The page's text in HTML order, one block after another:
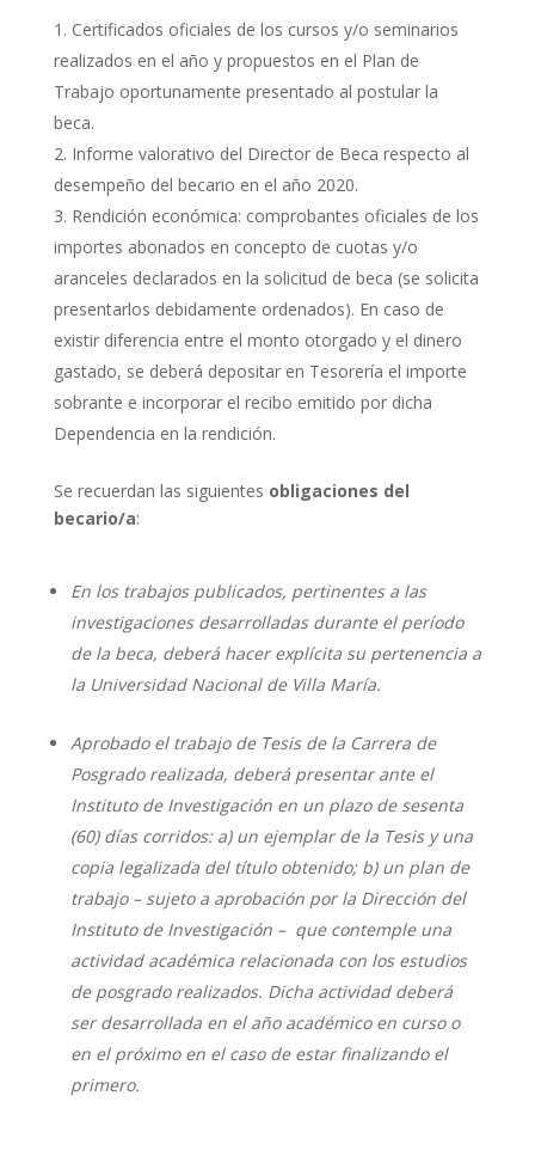
Certificados oficiales de los cursos y/o seminarios
realizados en el año y propuestos en el Plan de
Trabajo oportunamente presentado al postular la
beca.
Informe valorativo del Director de Beca respecto al
desempeño del becario en el año 2020.
Rendición económica: comprobantes oficiales de los
importes abonados en concepto de cuotas y/o
aranceles declarados en la solicitud de beca (se solicita
presentarlos debidamente ordenados). En caso de
existir diferencia entre el monto otorgado y el dinero
gastado, se deberá depositar en Tesorería el importe
sobrante e incorporar el recibo emitido por dicha
Dependencia en la rendición.
Se recuerdan las siguientes obligaciones del
becario/a:
En los trabajos publicados, pertinentes a las
investigaciones desarrolladas durante el período
de la beca, deberá hacer explícita su pertenencia a
la Universidad Nacional de Villa María.
Aprobado el trabajo de Tesis de la Carrera de
Posgrado realizada, deberá presentar ante el
Instituto de Investigación en un plazo de sesenta
(60) días corridos: a) un ejemplar de la Tesis y una
copia legalizada del título obtenido; b) un plan de
trabajo – sujeto a aprobación por la Dirección del
Instituto de Investigación – que contemple una
actividad académica relacionada con los estudios
de posgrado realizados. Dicha actividad deberá
ser desarrollada en el año académico en curso o
en el próximo en el caso de estar finalizando el
primero.